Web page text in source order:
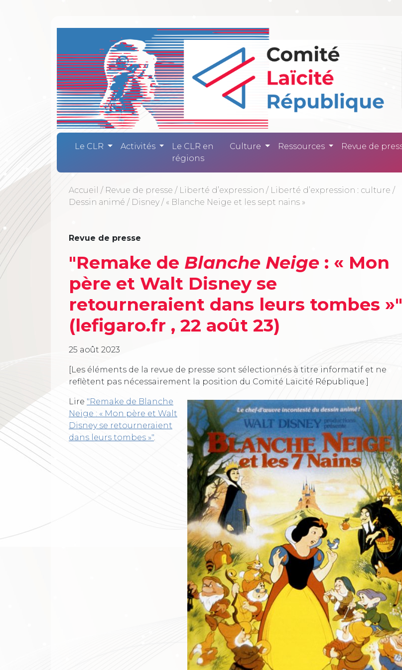
Comité Laïcité
Le CLR Activités
Le CLR en
régions
Culture Ressources Revue de
Accueil / Revue de presse / Liberté d’expression / Liberté d’expression : culture /
Dessin animé / Disney / « Blanche Neige et les sept nains »
Revue de presse
"Remake de Blanche Neige : « Mon
père et Walt Disney se
retourneraient dans leurs tombes »"
(lefigaro.fr , 22 août 23)
25 août 2023
[Les éléments de la revue de presse sont sélectionnés à titre informatif et ne
reflètent pas nécessairement la position du Comité Laïcité République.]
Lire "Remake de Blanche
Neige : « Mon père et Walt
Disney se retourneraient
dans leurs tombes »".